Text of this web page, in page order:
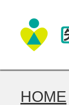
HOME